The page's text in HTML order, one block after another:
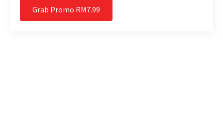
Grab Promo RM7.99